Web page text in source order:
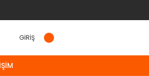
GİRİŞ